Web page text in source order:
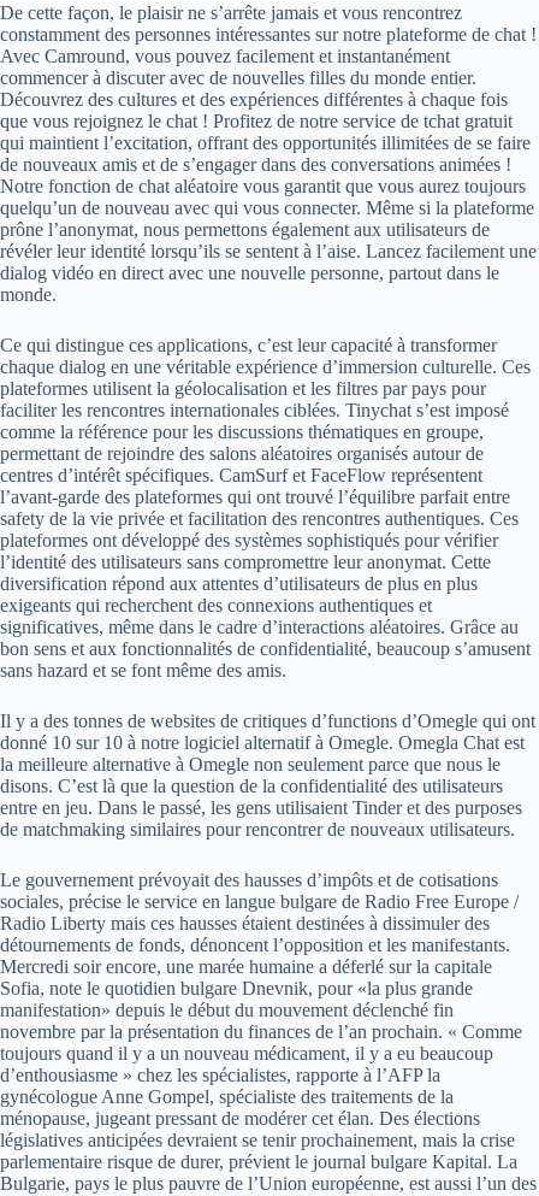
De cette façon, le plaisir ne s’arrête jamais et vous rencontrez
constamment des personnes intéressantes sur notre plateforme de chat !
Avec Camround, vous pouvez facilement et instantanément
commencer à discuter avec de nouvelles filles du monde entier.
Découvrez des cultures et des expériences différentes à chaque fois
que vous rejoignez le chat ! Profitez de notre service de tchat gratuit
qui maintient l’excitation, offrant des opportunités illimitées de se faire
de nouveaux amis et de s’engager dans des conversations animées !
Notre fonction de chat aléatoire vous garantit que vous aurez toujours
quelqu’un de nouveau avec qui vous connecter. Même si la plateforme
prône l’anonymat, nous permettons également aux utilisateurs de
révéler leur identité lorsqu’ils se sentent à l’aise. Lancez facilement une
dialog vidéo en direct avec une nouvelle personne, partout dans le
monde.
Ce qui distingue ces applications, c’est leur capacité à transformer
chaque dialog en une véritable expérience d’immersion culturelle. Ces
plateformes utilisent la géolocalisation et les filtres par pays pour
faciliter les rencontres internationales ciblées. Tinychat s’est imposé
comme la référence pour les discussions thématiques en groupe,
permettant de rejoindre des salons aléatoires organisés autour de
centres d’intérêt spécifiques. CamSurf et FaceFlow représentent
l’avant-garde des plateformes qui ont trouvé l’équilibre parfait entre
safety de la vie privée et facilitation des rencontres authentiques. Ces
plateformes ont développé des systèmes sophistiqués pour vérifier
l’identité des utilisateurs sans compromettre leur anonymat. Cette
diversification répond aux attentes d’utilisateurs de plus en plus
exigeants qui recherchent des connexions authentiques et
significatives, même dans le cadre d’interactions aléatoires. Grâce au
bon sens et aux fonctionnalités de confidentialité, beaucoup s’amusent
sans hazard et se font même des amis.
Il y a des tonnes de websites de critiques d’functions d’Omegle qui ont
donné 10 sur 10 à notre logiciel alternatif à Omegle. Omegla Chat est
la meilleure alternative à Omegle non seulement parce que nous le
disons. C’est là que la question de la confidentialité des utilisateurs
entre en jeu. Dans le passé, les gens utilisaient Tinder et des purposes
de matchmaking similaires pour rencontrer de nouveaux utilisateurs.
Le gouvernement prévoyait des hausses d’impôts et de cotisations
sociales, précise le service en langue bulgare de Radio Free Europe /
Radio Liberty mais ces hausses étaient destinées à dissimuler des
détournements de fonds, dénoncent l’opposition et les manifestants.
Mercredi soir encore, une marée humaine a déferlé sur la capitale
Sofia, note le quotidien bulgare Dnevnik, pour «la plus grande
manifestation» depuis le début du mouvement déclenché fin
novembre par la présentation du finances de l’an prochain. « Comme
toujours quand il y a un nouveau médicament, il y a eu beaucoup
d’enthousiasme » chez les spécialistes, rapporte à l’AFP la
gynécologue Anne Gompel, spécialiste des traitements de la
ménopause, jugeant pressant de modérer cet élan. Des élections
législatives anticipées devraient se tenir prochainement, mais la crise
parlementaire risque de durer, prévient le journal bulgare Kapital. La
Bulgarie, pays le plus pauvre de l’Union européenne, est aussi l’un des